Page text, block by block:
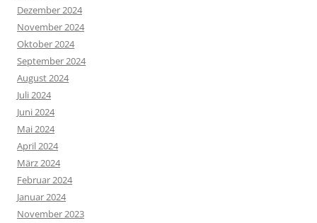
Dezember 2024
November 2024
Oktober 2024
September 2024
August 2024
Juli 2024
Juni 2024
Mai 2024
April 2024
März 2024
Februar 2024
Januar 2024
November 2023